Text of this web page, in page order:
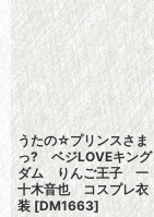
うたの☆プリンスさま
っ? ベジLOVEキング
ダム りんご王子 一
十木音也 コスプレ衣
装 [DM1663]